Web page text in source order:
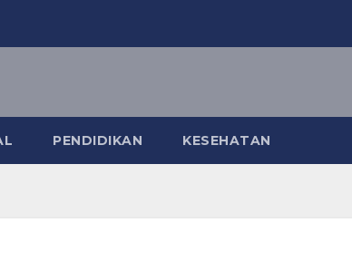
PENDIDIKAN KESEHATAN